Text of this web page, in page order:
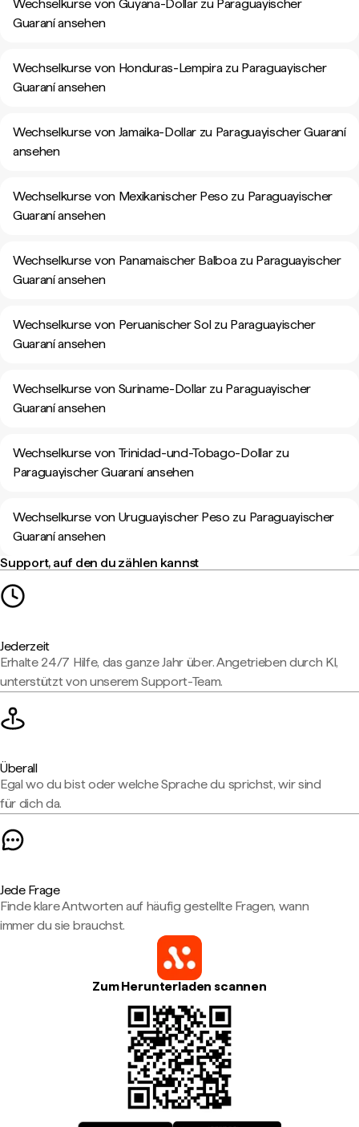
Wechselkurse von Guyana-Dollar zu Paraguayischer
Guaraní ansehen
Wechselkurse von Honduras-Lempira zu Paraguayischer
Guaraní ansehen
Wechselkurse von Jamaika-Dollar zu Paraguayischer Guaraní
ansehen
Wechselkurse von Mexikanischer Peso zu Paraguayischer
Guaraní ansehen
Wechselkurse von Panamaischer Balboa zu Paraguayischer
Guaraní ansehen
Wechselkurse von Peruanischer Sol zu Paraguayischer
Guaraní ansehen
Wechselkurse von Suriname-Dollar zu Paraguayischer
Guaraní ansehen
Wechselkurse von Trinidad-und-Tobago-Dollar zu
Paraguayischer Guaraní ansehen
Wechselkurse von Uruguayischer Peso zu Paraguayischer
Guaraní ansehen
Support, auf den du zählen kannst
Jederzeit
Erhalte 24/7 Hilfe, das ganze Jahr über. Angetrieben durch KI,
unterstützt von unserem Support-Team.
Überall
Egal wo du bist oder welche Sprache du sprichst, wir sind
für dich da.
Jede Frage
Finde klare Antworten auf häufig gestellte Fragen, wann
immer du sie brauchst.
Zum Herunterladen scannen